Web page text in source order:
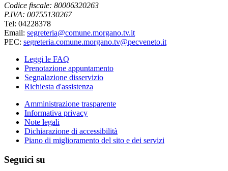
Codice fiscale: 80006320263
P.IVA: 00755130267
Tel: 04228378
Email: segreteria@comune.morgano.tv.it
PEC: segreteria.comune.morgano.tv@pecveneto.it
Leggi le FAQ
Prenotazione appuntamento
Segnalazione disservizio
Richiesta d'assistenza
Amministrazione trasparente
Informativa privacy
Note legali
Dichiarazione di accessibilità
Piano di miglioramento del sito e dei servizi
Seguici su